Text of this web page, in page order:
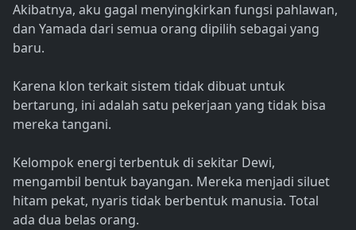
Akibatnya, aku gagal menyingkirkan fungsi pahlawan,
dan Yamada dari semua orang dipilih sebagai yang
baru.
Karena klon terkait sistem tidak dibuat untuk
bertarung, ini adalah satu pekerjaan yang tidak bisa
mereka tangani.
Kelompok energi terbentuk di sekitar Dewi,
mengambil bentuk bayangan. Mereka menjadi siluet
hitam pekat, nyaris tidak berbentuk manusia. Total
ada dua belas orang.